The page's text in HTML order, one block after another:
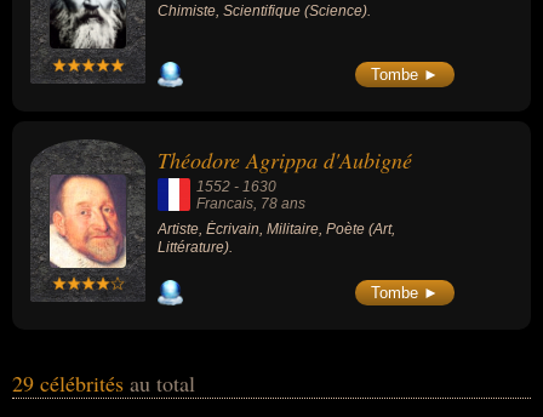
Chimiste, Scientifique (Science).
Tombe ►
Théodore Agrippa d'Aubigné
1552 - 1630
Francais, 78 ans
Artiste, Écrivain, Militaire, Poète (Art,
Littérature).
Tombe ►
29 célébrités au total